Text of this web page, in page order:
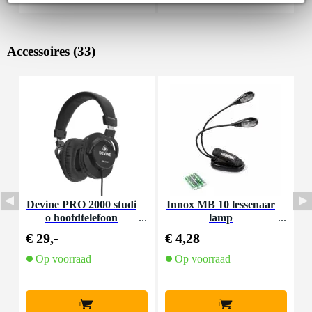
Accessoires (33)
Devine PRO 2000 studi
o hoofdtelefoon
€ 29,-
Op voorraad
+
Innox MB 10 lessenaar
lamp
€ 4,28
Op voorraad
+